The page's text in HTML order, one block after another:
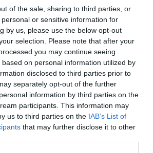
of the sale, sharing to third parties, or
or sensitive information for
by us, please use the below opt-out
selection. Please note that after your
you may continue seeing
on personal information utilized by
disclosed to third parties prior to
separately opt-out of the further
information by third parties on the
participants. This information may
us to third parties on the IAB’s List of
that may further disclose it to other